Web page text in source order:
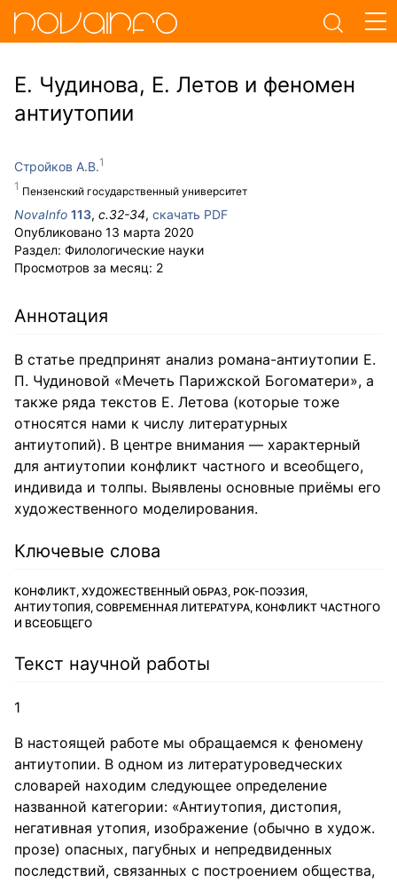
Е. Чудинова, Е. Летов и феномен
антиутопии
Стройков А.В.
Пензенский государственный университет
NovaInfo 113, с.32-34, скачать PDF
Опубликовано 13 марта 2020
Раздел: Филологические науки
Просмотров за месяц: 2
Аннотация
В статье предпринят анализ романа-антиутопии Е.
П. Чудиновой «Мечеть Парижской Богоматери», а
также ряда текстов Е. Летова (которые тоже
относятся нами к числу литературных
антиутопий). В центре внимания — характерный
для антиутопии конфликт частного и всеобщего,
индивида и толпы. Выявлены основные приёмы его
художественного моделирования.
Ключевые слова
КОНФЛИКТ, ХУДОЖЕСТВЕННЫЙ ОБРАЗ, РОК-ПОЭЗИЯ,
АНТИУТОПИЯ, СОВРЕМЕННАЯ ЛИТЕРАТУРА, КОНФЛИКТ ЧАСТНОГО
И ВСЕОБЩЕГО
Текст научной работы
1
В настоящей работе мы обращаемся к феномену
антиутопии. В одном из литературоведческих
словарей находим следующее определение
названной категории: «Антиутопия, дистопия,
негативная утопия, изображение (обычно в худож.
прозе) опасных, пагубных и непредвиденных
последствий, связанных с построением общества,